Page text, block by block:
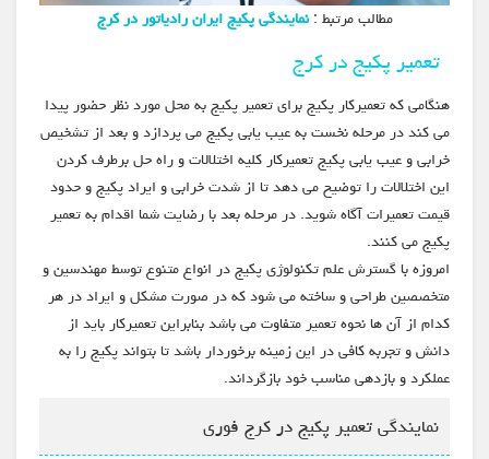
مطالب مرتبط :نمایندگی پکیج ایران رادیاتور در کرج
تعمیر پکیج در کرج
هنگامی که تعمیرکار پکیج برای تعمیر پکیج به محل مورد نظر حضور پیدا
می کند در مرحله نخست به عیب یابی پکیج می پردازد و بعد از تشخیص
خرابی و عیب یابی پکیج تعمیرکار کلیه اختلالات و راه حل برطرف کردن
این اختلالات را توضیح می دهد تا از شدت خرابی و ایراد پکیج و حدود
قیمت تعمیرات آگاه شوید. در مرحله بعد با رضایت شما اقدام به تعمیر
پکیج می کنند.
امروزه با گسترش علم تکنولوژی پکیج در انواع متنوع توسط مهندسین و
متخصصین طراحی و ساخته می شود که در صورت مشکل و ایراد در هر
کدام از آن ها نحوه تعمیر متفاوت می باشد بنابراین تعمیرکار باید از
دانش و تجربه کافی در این زمینه برخوردار باشد تا بتواند پکیج را به
عملکرد و بازدهی مناسب خود بازگرداند.
نمایندگی تعمیر پکیج در کرج فوری